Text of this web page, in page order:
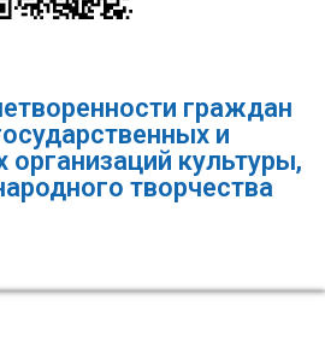
граждан
и
культуры,
творчества